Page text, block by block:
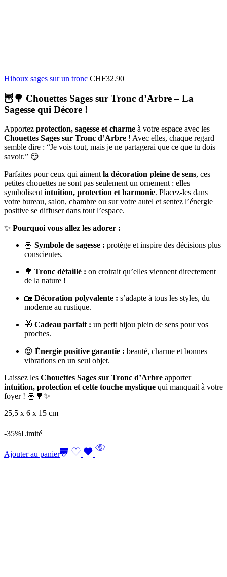
Hiboux sages sur un tronc CHF32.90
🦉🌳 Chouettes Sages sur Tronc d’Arbre – La
Sagesse qui Décore !
Apportez protection, sagesse et charme à votre espace avec les
Chouettes Sages sur Tronc d’Arbre ! Avec elles, chaque regard
semble dire : “Je vois tout, mais je ne partagerai que ce que tu dois
savoir.” 😏
Parfaites pour ceux qui aimentla décoration pleine de sens, ces
petites chouettes ne sont pas seulement un ornement : elles
symbolisentintuition, protection et harmonie. Placez-les dans
votre bureau, salon, chambre ou sur votre autel et sentez l’énergie
positive se diffuser dans tout l’espace.
✨ Pourquoi vous allez les adorer :
🦉 Symbole de sagesse : protège et inspire des décisions plus
conscientes.
🌳 Tronc détaillé : on croirait qu’elles viennent directement
de la nature !
🏡 Décoration polyvalente : s’adapte à tous les styles, du
moderne au rustique.
🎁 Cadeau parfait : un petit bijou plein de sens pour vos
proches.
😍 Énergie positive garantie : beauté, charme et bonnes
vibrations en un seul objet.
Laissez les Chouettes Sages sur Tronc d’Arbre apporter
intuition, protection et cette touche mystique qui manquait à votre
foyer ! 🦉🌳✨
25,5 x 6 x 15 cm
-35%Limité
Ajouter au panier